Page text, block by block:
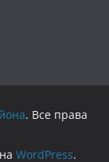
. Все права
WordPress.